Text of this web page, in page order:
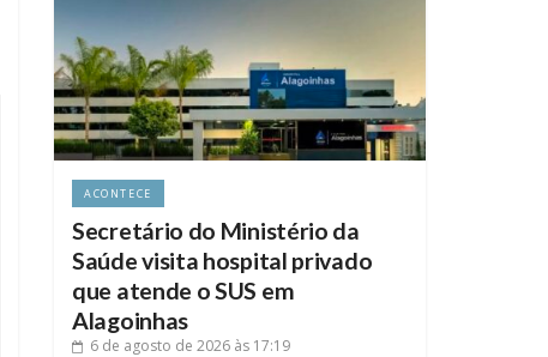
ACONTECE
Secretário do Ministério da
Saúde visita hospital privado
que atende o SUS em
Alagoinhas
6 de agosto de 2026 às 17:19